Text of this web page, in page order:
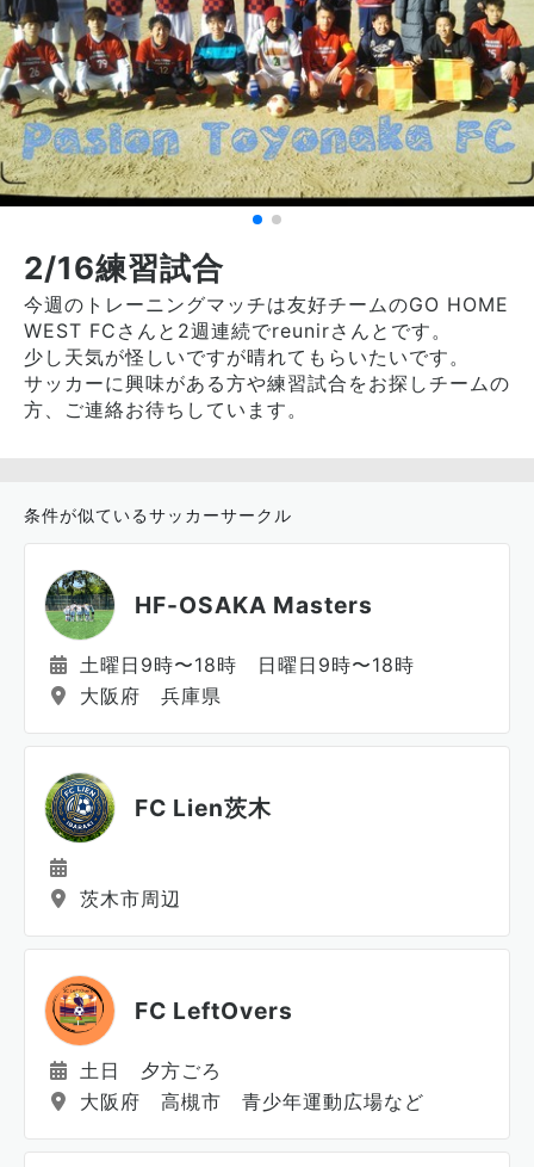
2/16練習試合
今週のトレーニングマッチは友好チームのGO HOME
WEST FCさんと2週連続でreunirさんとです。
少し天気が怪しいですが晴れてもらいたいです。
サッカーに興味がある方や練習試合をお探しチームの
方、ご連絡お待ちしています。
条件が似ているサッカーサークル
HF-OSAKA Masters
土曜日9時〜18時 日曜日9時〜18時
大阪府 兵庫県
FC Lien茨木
茨木市周辺
FC LeftOvers
土日 夕方ごろ
大阪府 高槻市 青少年運動広場など